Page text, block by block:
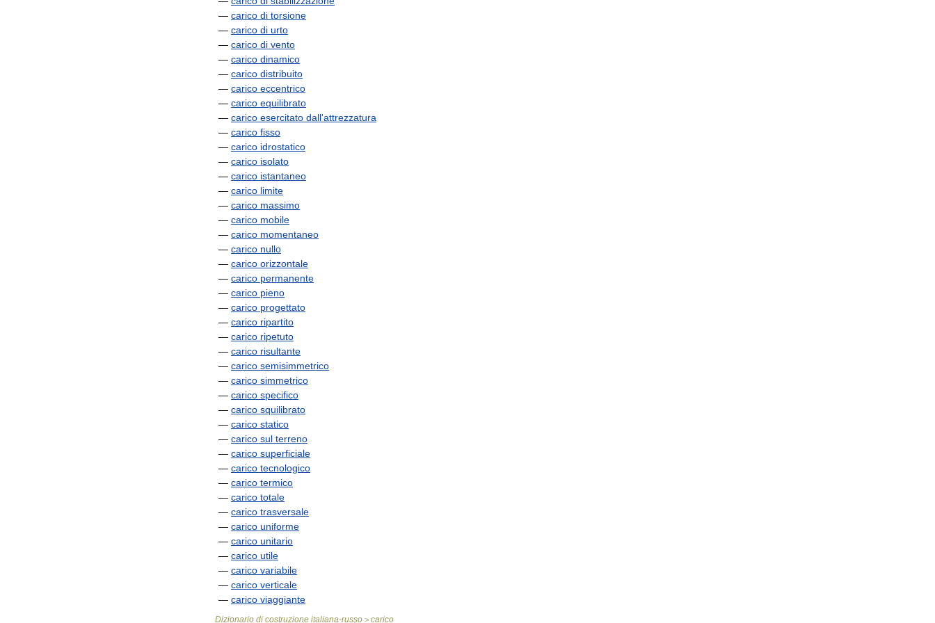
— carico di torsione
— carico di urto
— carico di vento
— carico dinamico
— carico distribuito
— carico eccentrico
— carico equilibrato
— carico esercitato dall'attrezzatura
— carico fisso
— carico idrostatico
— carico isolato
— carico istantaneo
— carico limite
— carico massimo
— carico mobile
— carico momentaneo
— carico nullo
— carico orizzontale
— carico permanente
— carico pieno
— carico progettato
— carico ripartito
— carico ripetuto
— carico risultante
— carico semisimmetrico
— carico simmetrico
— carico specifico
— carico squilibrato
— carico statico
— carico sul terreno
— carico superficiale
— carico tecnologico
— carico termico
— carico totale
— carico trasversale
— carico uniforme
— carico unitario
— carico utile
— carico variabile
— carico verticale
— carico viaggiante
Dizionario di costruzione italiana-russo > carico